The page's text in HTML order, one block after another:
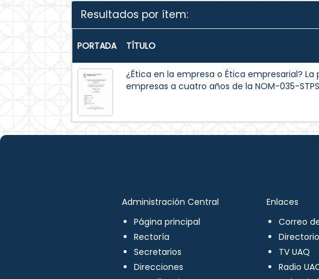
Resultados por ítem:
PORTADA TÍTULO
¿Ética en la empresa o Ética empresarial?
empresas a cuatro años de la NOM-035-
Administración Central
Página principal
Rectoría
Secretarios
Direcciones
Enlaces
Correo
Directorio
TV UAQ
Radio